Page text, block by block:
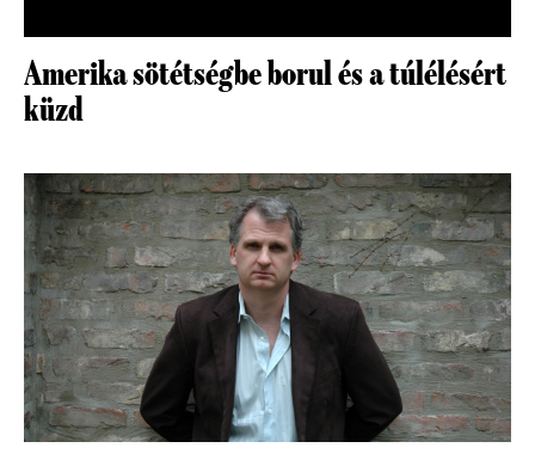
Amerika sötétségbe borul és a túlélésért
küzd